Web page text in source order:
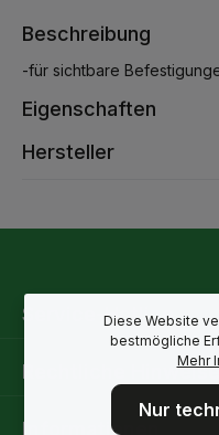
Beschreibung
-für sichtbare
Eigenschaften
Hersteller
Service-Hotline
Rechtliche Hinweise
Informationen
Diese Website
bestmögliche
Mehr
Nur